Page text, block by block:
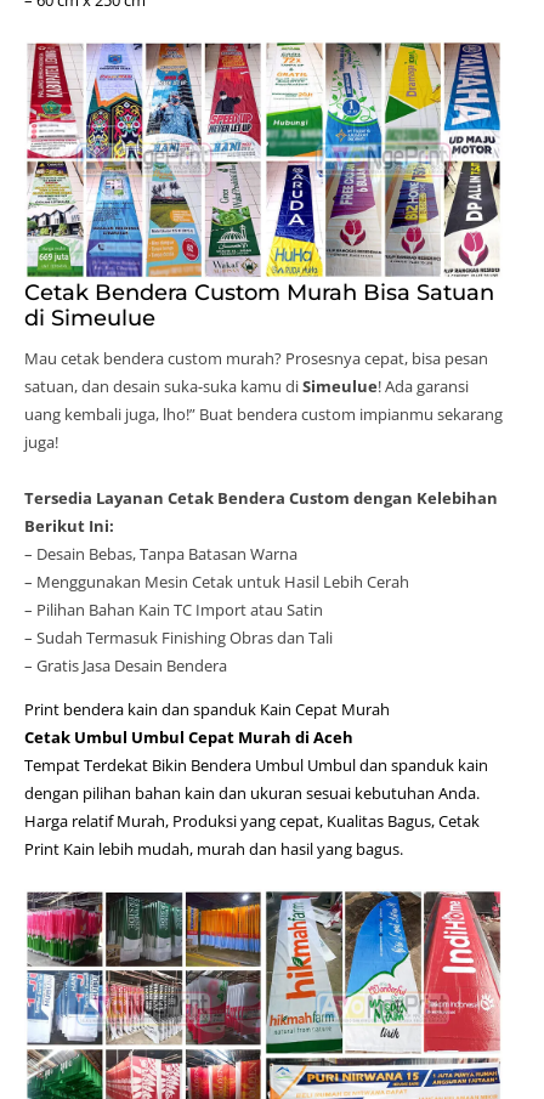
Cetak Bendera Custom Murah Bisa Satuan
di Simeulue
Mau cetak bendera custom murah? Prosesnya cepat, bisa pesan
satuan, dan desain suka-suka kamu diSimeulue! Ada garansi
uang kembali juga, lho!” Buat bendera custom impianmu sekarang
juga!
Tersedia Layanan Cetak Bendera Custom dengan Kelebihan
Berikut Ini:
– Desain Bebas, Tanpa Batasan Warna
– Menggunakan Mesin Cetak untuk Hasil Lebih Cerah
– Pilihan Bahan Kain TC Import atau Satin
– Sudah Termasuk Finishing Obras dan Tali
– Gratis Jasa Desain Bendera
Print bendera kain dan spanduk Kain Cepat Murah
Cetak Umbul Umbul Cepat Murah di Aceh
Tempat Terdekat Bikin Bendera Umbul Umbul dan spanduk kain
dengan pilihan bahan kain dan ukuran sesuai kebutuhan Anda.
Harga relatif Murah, Produksi yang cepat, Kualitas Bagus, Cetak
Print Kain lebih mudah, murah dan hasil yang bagus.